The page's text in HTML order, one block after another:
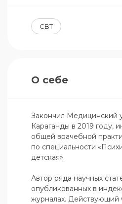
CBT
О себе
Закончил Медицинский
Караганды в 2019 году,
общей врачебной
по специальности
детская».
Автор ряда научных
опубликованных в
журналах. Действующий